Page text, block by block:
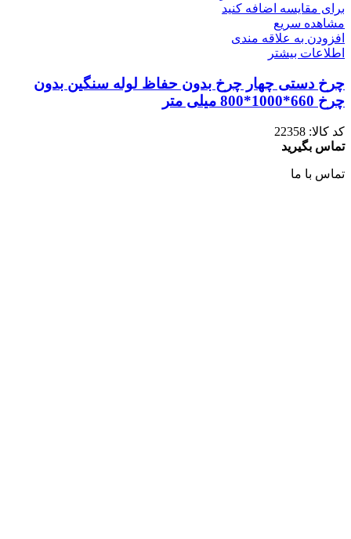
برای مقایسه اضافه کنید
مشاهده سریع
افزودن به علاقه مندی
اطلاعات بیشتر
چرخ دستی چهار چرخ بدون حفاظ لوله سنگین بدون
چرخ 660*1000*800 میلی متر
کد کالا: 22358
تماس بگیرید
تماس با ما